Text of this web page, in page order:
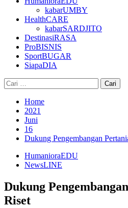
kabarUMBY
HealthCARE
kabarSARDJITO
DestinasiRASA
ProBISNIS
SportBUGAR
SiapaDIA
Cari
untuk:
Home
2021
Juni
16
Dukung Pengembangan
HumanioraEDU
NewsLINE
Dukung
Riset